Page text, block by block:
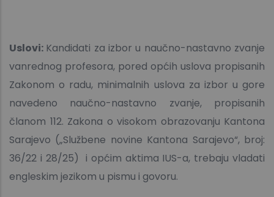
Uslovi: Kandidati za izbor u naučno-nastavno zvanje
vanrednog profesora, pored općih uslova propisanih
Zakonom o radu, minimalnih uslova za izbor u gore
navedeno naučno-nastavno zvanje, propisanih
članom 112. Zakona o visokom obrazovanju Kantona
Sarajevo („Službene novine Kantona Sarajevo“, broj:
36/22 i 28/25) i općim aktima IUS-a, trebaju vladati
engleskim jezikom u pismu i govoru.